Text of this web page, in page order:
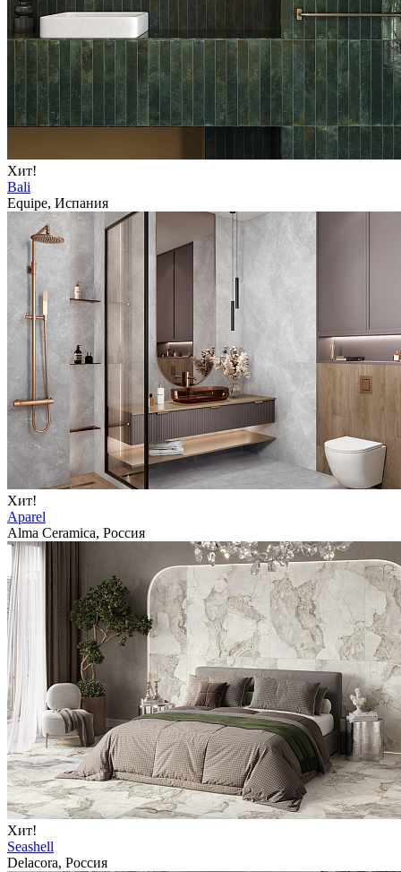
Хит!
Bali
Equipe, Испания
Хит!
Aparel
Alma Ceramica, Россия
Хит!
Seashell
Delacora, Россия